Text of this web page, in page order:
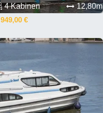
4 Kabinen
12,80m
949,00 €